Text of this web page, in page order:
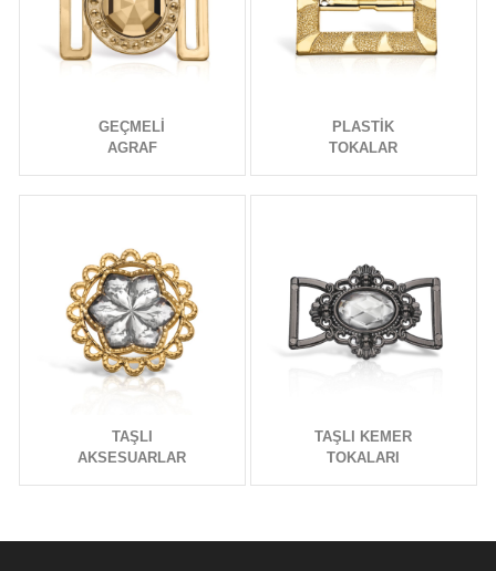
GEÇMELİ
AGRAF
PLASTİK
TOKALAR
TAŞLI
AKSESUARLAR
TAŞLI KEMER
TOKALARI